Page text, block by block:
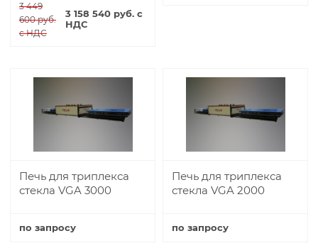
3 449
600 руб.
с НДС
3 158 540 руб. с
НДС
Печь для триплекса
стекла VGA 3000
по запросу
Печь для триплекса
стекла VGA 2000
по запросу